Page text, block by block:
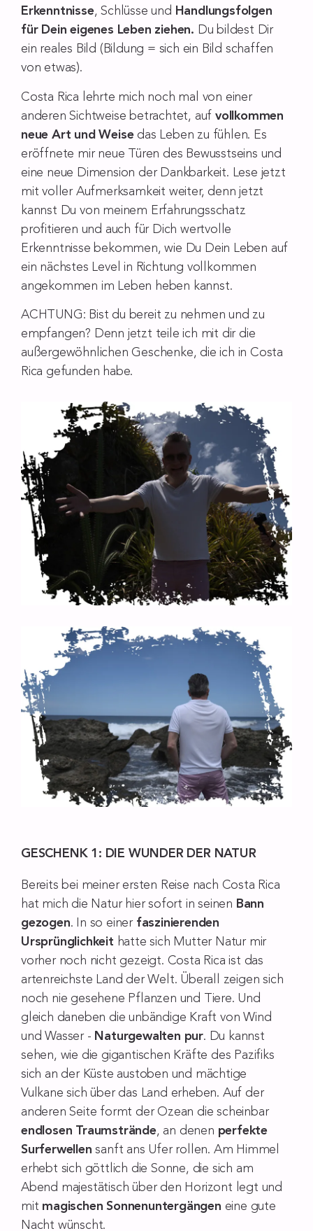
Erkenntnisse, Schlüsse und Handlungsfolgen
für Dein eigenes Leben ziehen. Du bildest Dir
ein reales Bild (Bildung = sich ein Bild schaffen
von etwas).
Costa Rica lehrte mich noch mal von einer
anderen Sichtweise betrachtet, aufvollkommen
neue Art und Weisedas Leben zu fühlen. Es
eröffnete mir neue Türen des Bewusstseins und
eine neue Dimension der Dankbarkeit. Lese jetzt
mit voller Aufmerksamkeit weiter, denn jetzt
kannst Du von meinem Erfahrungsschatz
profitieren und auch für Dich wertvolle
Erkenntnisse bekommen, wie Du Dein Leben auf
ein nächstes Level in Richtung vollkommen
angekommen im Leben heben kannst.
ACHTUNG: Bist du bereit zu nehmen und zu
empfangen? Denn jetzt teile ich mit dir die
außergewöhnlichen Geschenke, die ich in Costa
Rica gefunden habe.
GESCHENK 1: DIE WUNDER DER NATUR
Bereits bei meiner ersten Reise nach Costa Rica
hat mich die Natur hier sofort in seinen Bann
gezogen. In so einerfaszinierenden
Ursprünglichkeit hatte sich Mutter Natur mir
vorher noch nicht gezeigt. Costa Rica ist das
artenreichste Land der Welt. Überall zeigen sich
noch nie gesehene Pflanzen und Tiere. Und
gleich daneben die unbändige Kraft von Wind
und Wasser - Naturgewalten pur. Du kannst
sehen, wie die gigantischen Kräfte des Pazifiks
sich an der Küste austoben und mächtige
Vulkane sich über das Land erheben. Auf der
anderen Seite formt der Ozean die scheinbar
endlosen Traumstrände, an denen perfekte
Surferwellen sanft ans Ufer rollen. Am Himmel
erhebt sich göttlich die Sonne, die sich am
Abend majestätisch über den Horizont legt und
mit magischen Sonnenuntergängen eine gute
Nacht wünscht.